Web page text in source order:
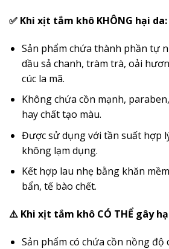
✅ Khi xịt tắm khô KHÔNG hại da:
Sản phẩm chứa thành phần tự
dầu sả chanh, tràm trà, oải
cúc la mã.
Không chứa cồn mạnh,
hay chất tạo màu.
Được sử dụng với tần suất hợp
không lạm dụng.
Kết hợp lau nhẹ bằng khăn
bẩn, tế bào chết.
⚠️ Khi xịt tắm khô CÓ THỂ gây
Sản phẩm có chứa cồn nồng độ